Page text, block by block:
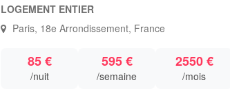
LOGEMENT ENTIER
Paris, 18e Arrondissement, France
85 €
/nuit
595 €
/semaine
2550 €
/mois